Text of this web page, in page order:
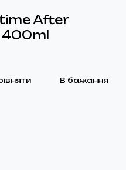
After
400ml
В бажання